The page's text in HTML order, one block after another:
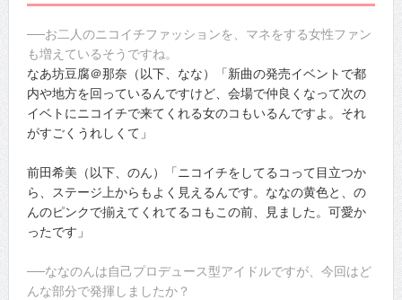
──お二人のニコイチファッションを、マネをする女性ファン
も増えているそうですね。
なあ坊豆腐＠那奈（以下、なな）「新曲の発売イベントで都
内や地方を回っているんですけど、会場で仲良くなって次の
イベトにニコイチで来てくれる女のコもいるんですよ。それ
がすごくうれしくて」
前田希美（以下、のん）「ニコイチをしてるコって目立つか
ら、ステージ上からもよく見えるんです。ななの黄色と、の
んのピンクで揃えてくれてるコもこの前、見ました。可愛か
ったです」
──ななのんは自己プロデュース型アイドルですが、今回はど
んな部分で発揮しましたか？